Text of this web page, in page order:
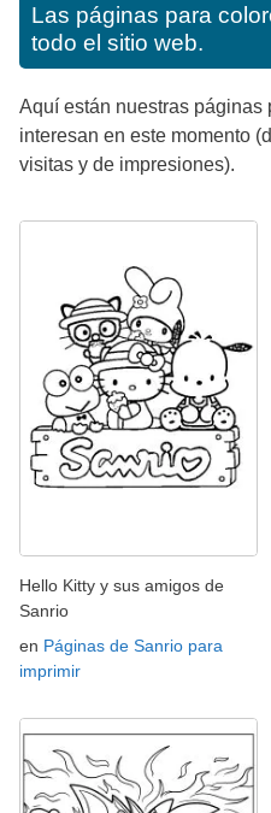
Las páginas para
todo el sitio web.
Aquí están nuestras páginas
interesan en este momento
visitas y de impresiones).
Hello Kitty y sus amigos de
Sanrio
en Páginas de Sanrio para
imprimir